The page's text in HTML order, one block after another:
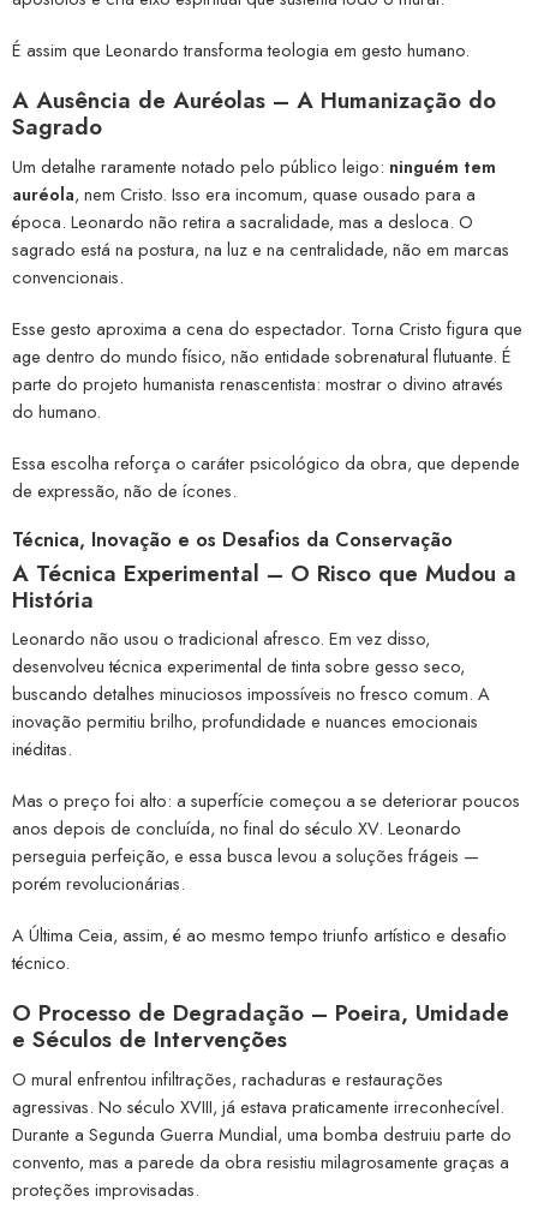
É assim que Leonardo transforma teologia em gesto humano.
A Ausência de Auréolas – A Humanização do
Sagrado
Um detalhe raramente notado pelo público leigo: ninguém tem
auréola, nem Cristo. Isso era incomum, quase ousado para a
época. Leonardo não retira a sacralidade, mas a desloca. O
sagrado está na postura, na luz e na centralidade, não em marcas
convencionais.
Esse gesto aproxima a cena do espectador. Torna Cristo figura que
age dentro do mundo físico, não entidade sobrenatural flutuante. É
parte do projeto humanista renascentista: mostrar o divino através
do humano.
Essa escolha reforça o caráter psicológico da obra, que depende
de expressão, não de ícones.
Técnica, Inovação e os Desafios da Conservação
A Técnica Experimental – O Risco que Mudou a
História
Leonardo não usou o tradicional afresco. Em vez disso,
desenvolveu técnica experimental de tinta sobre gesso seco,
buscando detalhes minuciosos impossíveis no fresco comum. A
inovação permitiu brilho, profundidade e nuances emocionais
inéditas.
Mas o preço foi alto: a superfície começou a se deteriorar poucos
anos depois de concluída, no final do século XV. Leonardo
perseguia perfeição, e essa busca levou a soluções frágeis —
porém revolucionárias.
A Última Ceia, assim, é ao mesmo tempo triunfo artístico e desafio
técnico.
O Processo de Degradação – Poeira, Umidade
e Séculos de Intervenções
O mural enfrentou infiltrações, rachaduras e restaurações
agressivas. No século XVIII, já estava praticamente irreconhecível.
Durante a Segunda Guerra Mundial, uma bomba destruiu parte do
convento, mas a parede da obra resistiu milagrosamente graças a
proteções improvisadas.